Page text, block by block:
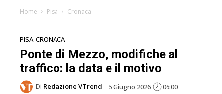
Home Pisa Cronaca
PISA CRONACA
Ponte di Mezzo, modifiche al
traffico: la data e il motivo
Di Redazione VTrend 5 Giugno 2026 06:00